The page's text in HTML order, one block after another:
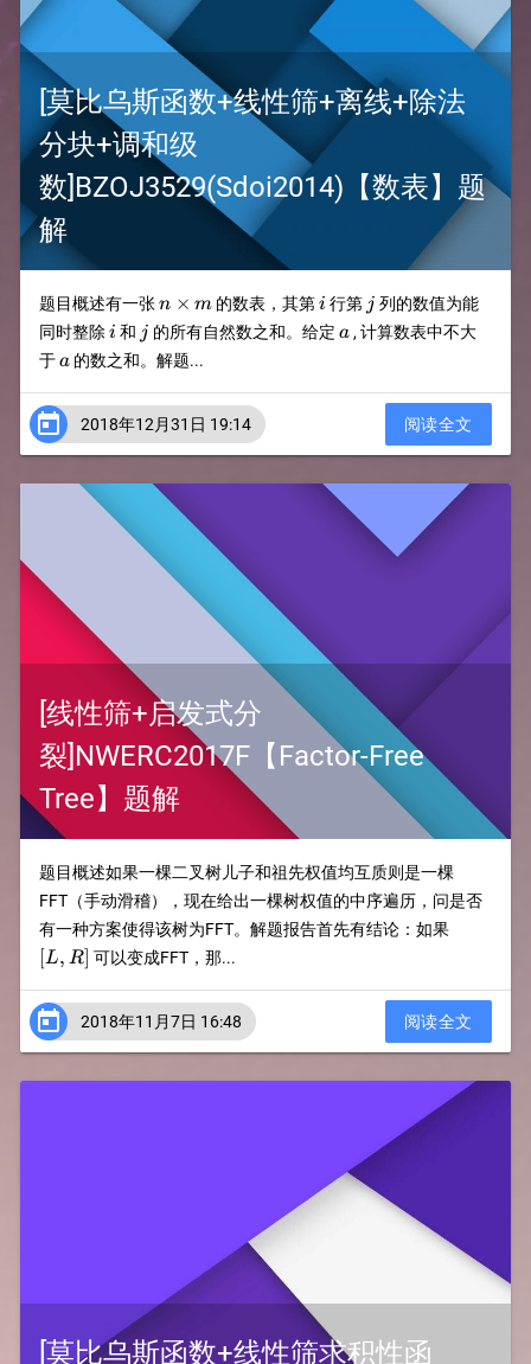
[莫比乌斯函数+线性筛+离线+除法
分块+调和级
数]BZOJ3529(Sdoi2014)【数表】题
解
题目概述有一张n\times
m
n × m 的数表，其第i
i 行第 jj 列的数值为能
同时整除 i
i 和 jj 的所有自然数之和。给定 a
a, 计算数表中不大
于a
a的数之和。解题...
 2018年12月31日 19:14 阅读全文
[线性筛+启发式分
裂]NWERC2017F【Factor-Free
Tree】题解
题目概述如果一棵二叉树儿子和祖先权值均互质则是一棵
FFT（手动滑稽），现在给出一棵树权值的中序遍历，问是否
有一种方案使得该树为FFT。解题报告首先有结论：如果[L,R]
[L, R] 可以变成FFT，那...
 2018年11月7日 16:48 阅读全文
[莫比乌斯函数+线性筛求积性函